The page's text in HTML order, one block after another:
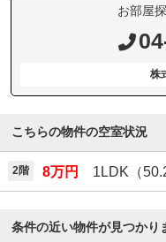
お部屋
株
こちらの物件の空室状況
2階 8万円 1LDK（
条件の近い物件が見つかり